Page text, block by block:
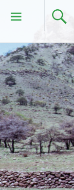
Skip to
content